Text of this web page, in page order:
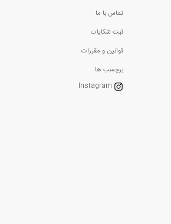
تماس با ما
ثبت شکایات
قوانین و مقررات
برچسب ها
Instagram